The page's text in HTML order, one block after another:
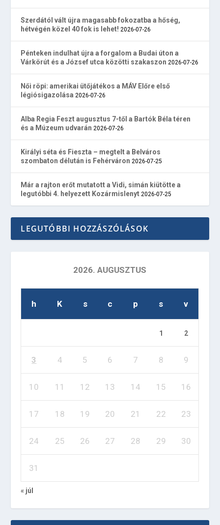
Szerdától vált újra magasabb fokozatba a hőség,
hétvégén közel 40 fok is lehet! 2026-07-26
Pénteken indulhat újra a forgalom a Budai úton a
Várkörút és a József utca közötti szakaszon 2026-07-26
Női röpi: amerikai ütőjátékos a MÁV Előre első
légiósigazolása 2026-07-26
Alba Regia Feszt augusztus 7-től a Bartók Béla téren
és a Múzeum udvarán 2026-07-26
Királyi séta és Fieszta – megtelt a Belváros
szombaton délután is Fehérváron 2026-07-25
Már a rajton erőt mutatott a Vidi, simán kiütötte a
legutóbbi 4. helyezett Kozármislenyt 2026-07-25
LEGUTÓBBI HOZZÁSZÓLÁSOK
2026. AUGUSZTUS
h K s c p s v
1 2
3 4 5 6 7 8 9
10 11 12 13 14 15 16
17 18 19 20 21 22 23
24 25 26 27 28 29 30
31
« júl